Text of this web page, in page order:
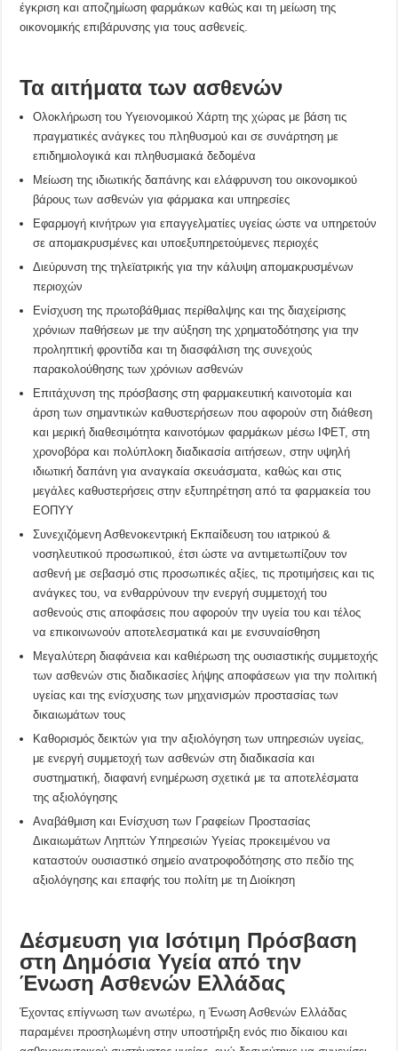
έγκριση και αποζημίωση φαρμάκων καθώς και τη μείωση της
οικονομικής επιβάρυνσης για τους ασθενείς.
Τα αιτήματα των ασθενών
Ολοκλήρωση του Υγειονομικού Χάρτη της χώρας με βάση τις
πραγματικές ανάγκες του πληθυσμού και σε συνάρτηση με
επιδημιολογικά και πληθυσμιακά δεδομένα
Μείωση της ιδιωτικής δαπάνης και ελάφρυνση του οικονομικού
βάρους των ασθενών για φάρμακα και υπηρεσίες
Εφαρμογή κινήτρων για επαγγελματίες υγείας ώστε να υπηρετούν
σε απομακρυσμένες και υποεξυπηρετούμενες περιοχές
Διεύρυνση της τηλεϊατρικής για την κάλυψη απομακρυσμένων
περιοχών
Ενίσχυση της πρωτοβάθμιας περίθαλψης και της διαχείρισης
χρόνιων παθήσεων με την αύξηση της χρηματοδότησης για την
προληπτική φροντίδα και τη διασφάλιση της συνεχούς
παρακολούθησης των χρόνιων ασθενών
Επιτάχυνση της πρόσβασης στη φαρμακευτική καινοτομία και
άρση των σημαντικών καθυστερήσεων που αφορούν στη διάθεση
και μερική διαθεσιμότητα καινοτόμων φαρμάκων μέσω ΙΦΕΤ, στη
χρονοβόρα και πολύπλοκη διαδικασία αιτήσεων, στην υψηλή
ιδιωτική δαπάνη για αναγκαία σκευάσματα, καθώς και στις
μεγάλες καθυστερήσεις στην εξυπηρέτηση από τα φαρμακεία του
ΕΟΠΥΥ
Συνεχιζόμενη Ασθενοκεντρική Εκπαίδευση του ιατρικού &
νοσηλευτικού προσωπικού, έτσι ώστε να αντιμετωπίζουν τον
ασθενή με σεβασμό στις προσωπικές αξίες, τις προτιμήσεις και τις
ανάγκες του, να ενθαρρύνουν την ενεργή συμμετοχή του
ασθενούς στις αποφάσεις που αφορούν την υγεία του και τέλος
να επικοινωνούν αποτελεσματικά και με ενσυναίσθηση
Μεγαλύτερη διαφάνεια και καθιέρωση της ουσιαστικής συμμετοχής
των ασθενών στις διαδικασίες λήψης αποφάσεων για την πολιτική
υγείας και της ενίσχυσης των μηχανισμών προστασίας των
δικαιωμάτων τους
Καθορισμός δεικτών για την αξιολόγηση των υπηρεσιών υγείας,
με ενεργή συμμετοχή των ασθενών στη διαδικασία και
συστηματική, διαφανή ενημέρωση σχετικά με τα αποτελέσματα
της αξιολόγησης
Αναβάθμιση και Ενίσχυση των Γραφείων Προστασίας
Δικαιωμάτων Ληπτών Υπηρεσιών Υγείας προκειμένου να
καταστούν ουσιαστικό σημείο ανατροφοδότησης στο πεδίο της
αξιολόγησης και επαφής του πολίτη με τη Διοίκηση
Δέσμευση για Ισότιμη Πρόσβαση
στη Δημόσια Υγεία από την
Ένωση Ασθενών Ελλάδας
Έχοντας επίγνωση των ανωτέρω, η Ένωση Ασθενών Ελλάδας
παραμένει προσηλωμένη στην υποστήριξη ενός πιο δίκαιου και